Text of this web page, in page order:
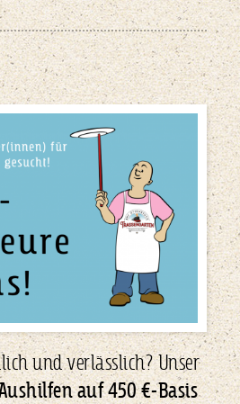
und verlässlich? Unser
auf 450 €-Basis